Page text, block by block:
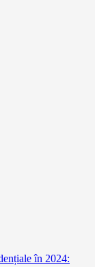
în 2024: